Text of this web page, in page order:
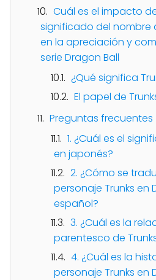
Cuál es el impacto
significado del nombre
en la apreciación y
serie Dragon Ball
¿Qué significa
El papel de
Preguntas frecuentes
1. ¿Cuál es el
en japonés?
2. ¿Cómo se
personaje Trunks en
español?
3. ¿Cuál es la
parentesco de
4. ¿Cuál es la
personaje Trunks en